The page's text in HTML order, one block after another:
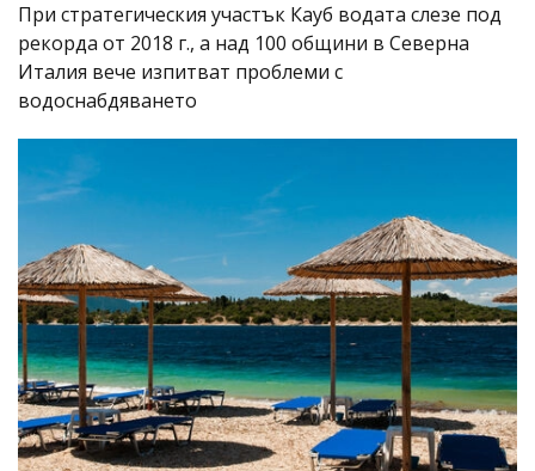
При стратегическия участък Кауб водата слезе под
рекорда от 2018 г., а над 100 общини в Северна
Италия вече изпитват проблеми с
водоснабдяването